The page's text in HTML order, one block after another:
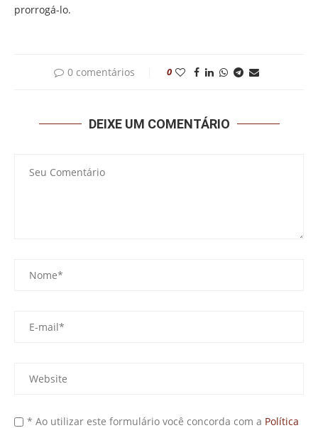
prorrogá-lo.
0 comentários 0
DEIXE UM COMENTÁRIO
* Ao utilizar este formulário você concorda com a Política